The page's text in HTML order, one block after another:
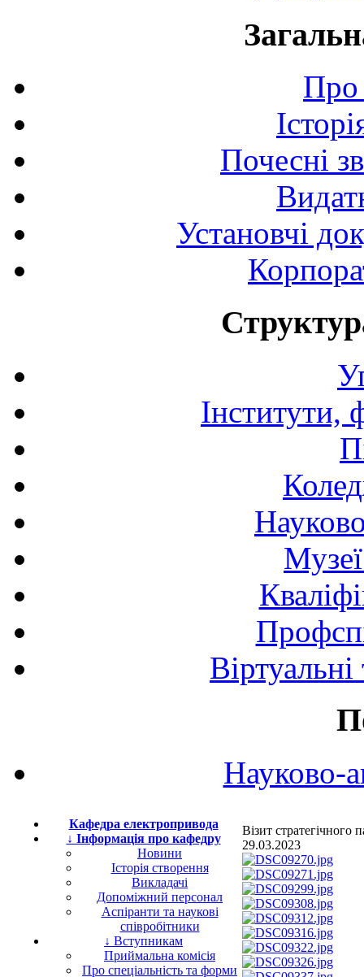
Про
Почесні
Установчі
Інститути,
Науково-
Кафедра електропривода
↓ Інформація про кафедру
Новини
Історія створення
Викладачі
Допоміжний персонал
Аспіранти та наукові
співробітники
↓ Вступникам
Приймальна комісія
Про спеціальність та форми
Візит
29.03.2023